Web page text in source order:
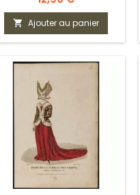
 Ajouter au panier